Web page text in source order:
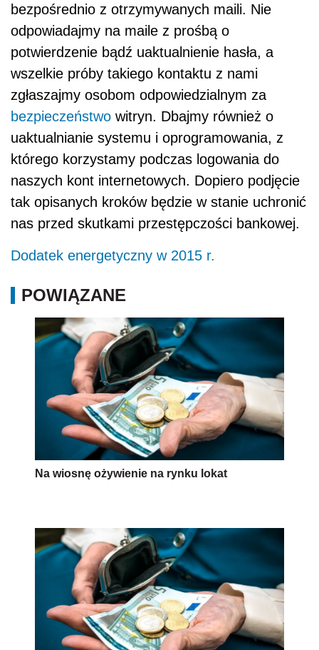
bezpośrednio z otrzymywanych maili. Nie
odpowiadajmy na maile z prośbą o
potwierdzenie bądź uaktualnienie hasła, a
wszelkie próby takiego kontaktu z nami
zgłaszajmy osobom odpowiedzialnym za
bezpieczeństwo witryn. Dbajmy również o
uaktualnianie systemu i oprogramowania, z
którego korzystamy podczas logowania do
naszych kont internetowych. Dopiero podjęcie
tak opisanych kroków będzie w stanie uchronić
nas przed skutkami przestępczości bankowej.
Dodatek energetyczny w 2015 r.
POWIĄZANE
Na wiosnę ożywienie na rynku lokat